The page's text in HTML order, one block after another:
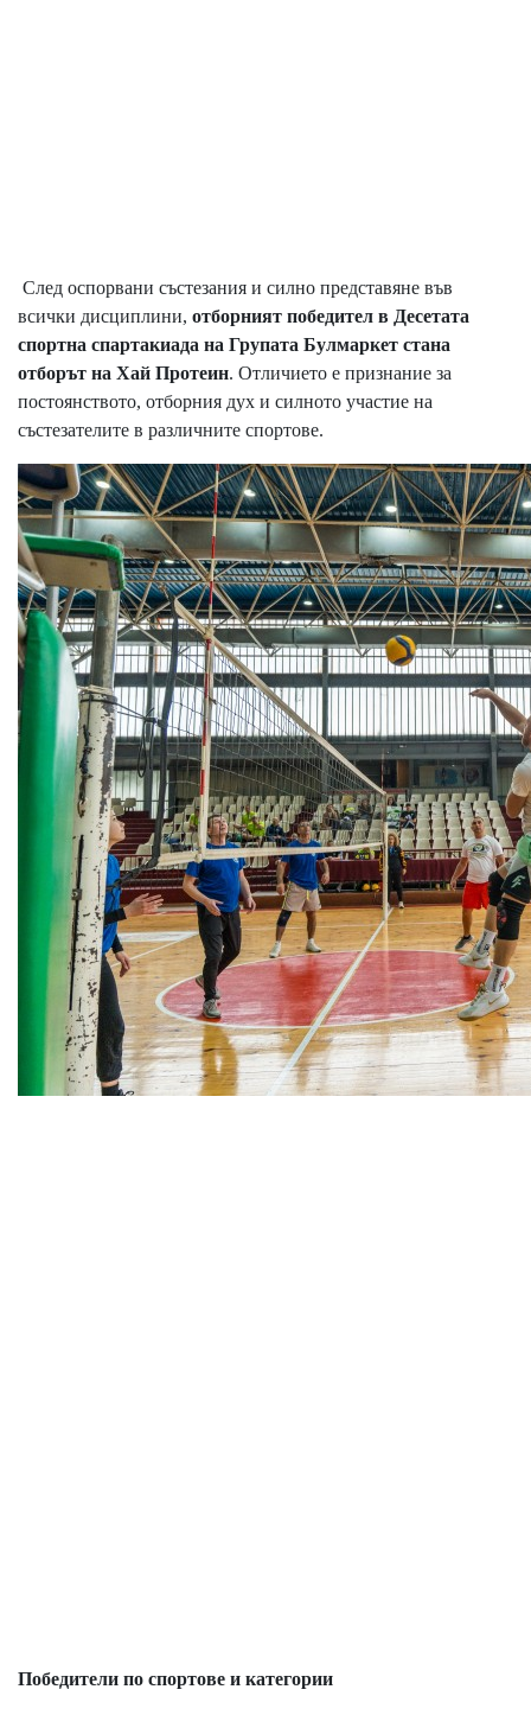
След оспорвани състезания и силно представяне във
всички дисциплини, отборният победител в Десетата
спортна спартакиада на Групата Булмаркет стана
отборът на Хай Протеин. Отличието е признание за
постоянството, отборния дух и силното участие на
състезателите в различните спортове.
Победители по спортове и категории